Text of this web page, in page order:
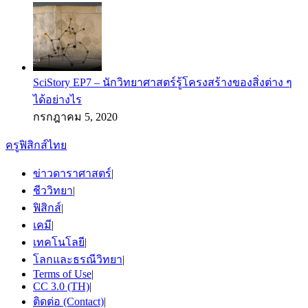
SciStory EP7 – นักวิทยาศาสตร์รู้โครงสร้างของสิ่งต่าง ๆ
ได้อย่างไร
กรกฎาคม 5, 2020
ครูฟิสิกส์ไทย
ข่าวดาราศาสตร์|
ชีววิทยา|
ฟิสิกส์|
เคมี|
เทคโนโลยี|
โลกและธรณีวิทยา|
Terms of Use|
CC 3.0 (TH)|
ติดต่อ (Contact)|